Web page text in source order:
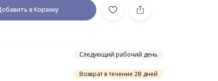
в Корзину
Следующий рабочий день
Возврат в течение 28 дней